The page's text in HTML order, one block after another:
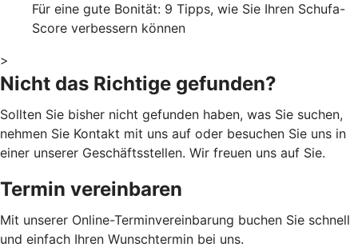
Für eine gute Bonität: 9 Tipps, wie Sie Ihren Schufa-
Score verbessern können
>
Nicht das Richtige gefunden?
Sollten Sie bisher nicht gefunden haben, was Sie suchen,
nehmen Sie Kontakt mit uns auf oder besuchen Sie uns in
einer unserer Geschäftsstellen. Wir freuen uns auf Sie.
Termin vereinbaren
Mit unserer Online-Terminvereinbarung buchen Sie schnell
und einfach Ihren Wunschtermin bei uns.